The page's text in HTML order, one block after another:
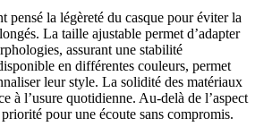
pensé la légèreté du casque pour éviter la
La taille ajustable permet d’adapter
assurant une stabilité
en différentes couleurs, permet
leur style. La solidité des matériaux
à l’usure quotidienne. Au-delà de l’aspect
pour une écoute sans compromis.